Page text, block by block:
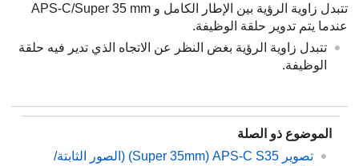
تتبدل زاوية الرؤية بين الإطار الكامل و APS-C/Super 35 mm
عندما يتم تدوير حلقة الوظيفة.
تتبدل زاوية الرؤية بغض النظر عن الاتجاه الذي تدير فيه حلقة
الوظيفة.
الموضوع ذو الصلة
تصوير‏ APS-C S35‏ (Super 35mm) (الصور الثابتة/